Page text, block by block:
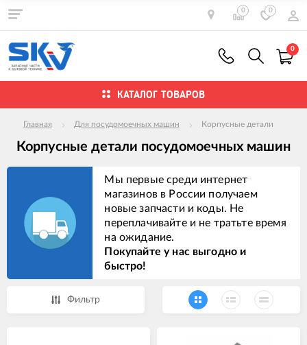
0 0
0
КАТАЛОГ ТОВАРОВ
Главная Для посудомоечных машин Корпусные детали
Корпусные детали посудомоечных машин
Мы первые среди интернет
магазинов в России получаем
новые запчасти и коды. Не
переплачивайте и не тратьте время
на ожидание.
Покупайте у нас выгодно и
быстро!
Фильтр